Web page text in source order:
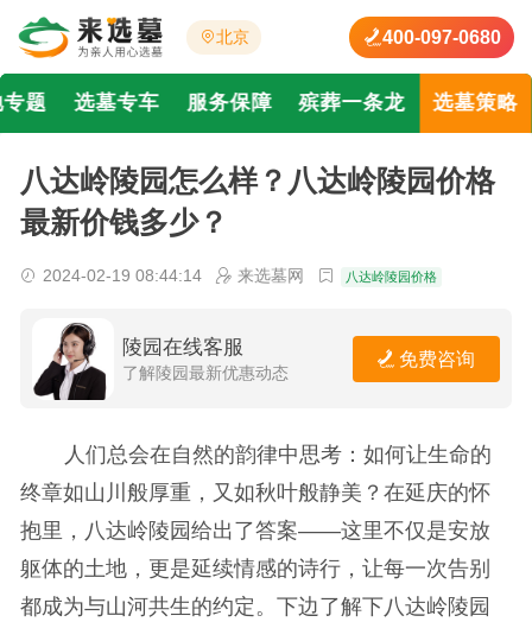
北京 400-097-0680
题 选墓专车 服务保障 殡葬一条龙 选墓策略
八达岭陵园怎么样？八达岭陵园价格
最新价钱多少？
2024-02-19 08:44:14 来选墓网 八达岭陵园价格
陵园在线客服
了解陵园最新优惠动态
免费咨询
人们总会在自然的韵律中思考：如何让生命的
终章如山川般厚重，又如秋叶般静美？在延庆的怀
抱里，八达岭陵园给出了答案——这里不仅是安放
躯体的土地，更是延续情感的诗行，让每一次告别
都成为与山河共生的约定。下边了解下八达岭陵园